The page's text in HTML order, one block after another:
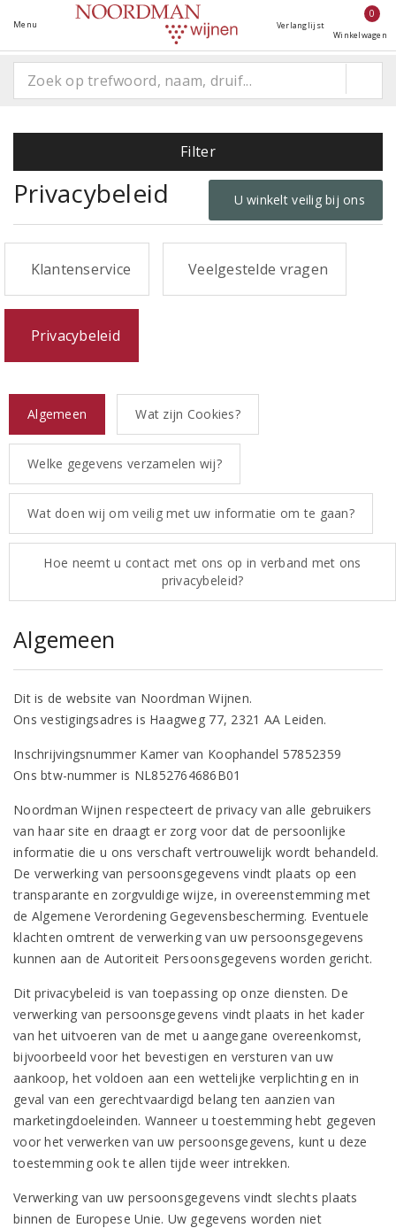
Menu Verlanglijst
0
Winkelwagen
Filter
U winkelt veilig bij ons
Privacybeleid
Klantenservice Veelgestelde vragen
Privacybeleid
Algemeen Wat zijn Cookies?
Welke gegevens verzamelen wij?
Wat doen wij om veilig met uw informatie om te gaan?
Hoe neemt u contact met ons op in verband met ons
privacybeleid?
Algemeen
Dit is de website van Noordman Wijnen.
Ons vestigingsadres is Haagweg 77, 2321 AA Leiden.
Inschrijvingsnummer Kamer van Koophandel 57852359
Ons btw-nummer is NL852764686B01
Noordman Wijnen respecteert de privacy van alle gebruikers
van haar site en draagt er zorg voor dat de persoonlijke
informatie die u ons verschaft vertrouwelijk wordt behandeld.
De verwerking van persoonsgegevens vindt plaats op een
transparante en zorgvuldige wijze, in overeenstemming met
de Algemene Verordening Gegevensbescherming. Eventuele
klachten omtrent de verwerking van uw persoonsgegevens
kunnen aan de Autoriteit Persoonsgegevens worden gericht.
Dit privacybeleid is van toepassing op onze diensten. De
verwerking van persoonsgegevens vindt plaats in het kader
van het uitvoeren van de met u aangegane overeenkomst,
bijvoorbeeld voor het bevestigen en versturen van uw
aankoop, het voldoen aan een wettelijke verplichting en in
geval van een gerechtvaardigd belang ten aanzien van
marketingdoeleinden. Wanneer u toestemming hebt gegeven
voor het verwerken van uw persoonsgegevens, kunt u deze
toestemming ook te allen tijde weer intrekken.
Verwerking van uw persoonsgegevens vindt slechts plaats
binnen de Europese Unie. Uw gegevens worden niet